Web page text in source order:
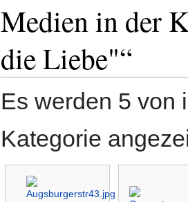
Medien in der
die Liebe"“
Es werden 5 von
Kategorie